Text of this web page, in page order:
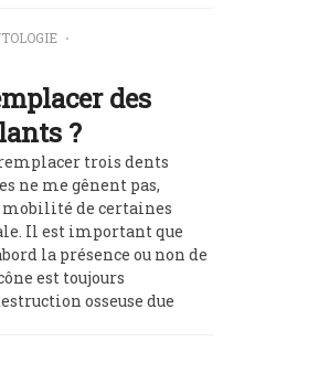
des
?
trois dents
ne me gênent pas,
mobilité de certaines
Il est important que
la présence ou non de
est toujours
osseuse due